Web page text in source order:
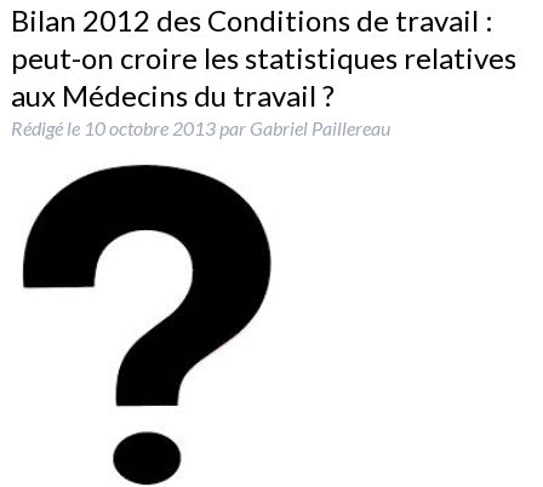
Bilan 2012 des Conditions de travail :
peut-on croire les statistiques relatives
aux Médecins du travail ?
Rédigé le 10 octobre 2013par Gabriel Paillereau